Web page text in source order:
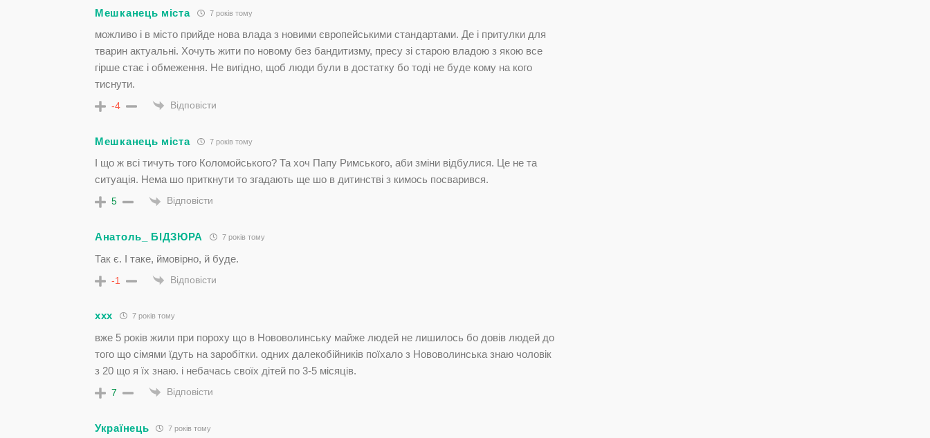
Мешканець міста 7 років тому
можливо і в місто прийде нова влада з новими європейськими стандартами. Де і притулки для
тварин актуальні. Хочуть жити по новому без бандитизму, пресу зі старою владою з якою все
гірше стає і обмеження. Не вигідно, щоб люди були в достатку бо тоді не буде кому на кого
тиснути.
-4 Відповісти
Мешканець міста 7 років тому
І що ж всі тичуть того Коломойського? Та хоч Папу Римського, аби зміни відбулися. Це не та
ситуація. Нема шо приткнути то згадають ще шо в дитинстві з кимось посварився.
5 Відповісти
Анатоль_ БІДЗЮРА 7 років тому
Так є. І таке, ймовірно, й буде.
-1 Відповісти
ххх 7 років тому
вже 5 років жили при пороху що в Нововолинську майже людей не лишилось бо довів людей до
того що сімями їдуть на заробітки. одних далекобійників поїхало з Нововолинська знаю чоловік
з 20 що я їх знаю. і небачась своїх дітей по 3-5 місяців.
7 Відповісти
Українець 7 років тому